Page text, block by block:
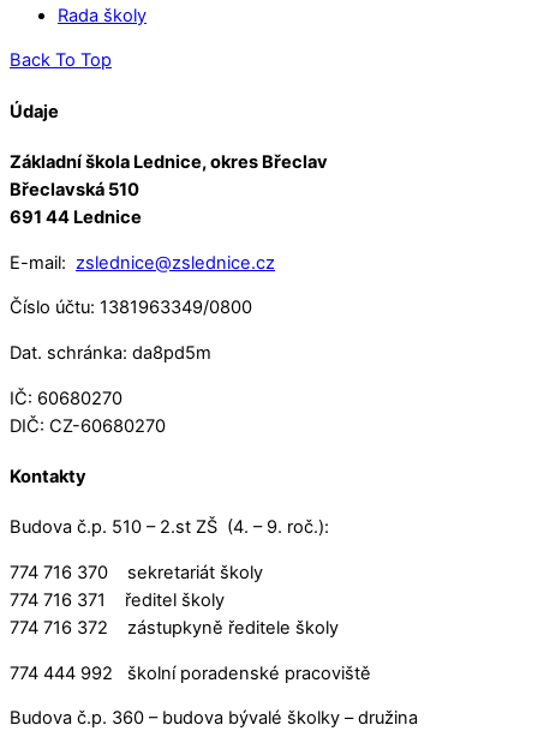
Rada školy
Back To Top
Údaje
Základní škola Lednice, okres Břeclav
Břeclavská 510
691 44 Lednice
E-mail: zslednice@zslednice.cz
Číslo účtu: 1381963349/0800
Dat. schránka: da8pd5m
IČ: 60680270
DIČ: CZ-60680270
Kontakty
Budova č.p. 510 – 2.st ZŠ (4. – 9. roč.):
774 716 370 sekretariát školy
774 716 371 ředitel školy
774 716 372 zástupkyně ředitele školy
774 444 992 školní poradenské pracoviště
Budova č.p. 360 – budova bývalé školky – družina